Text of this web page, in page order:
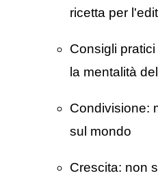
ricetta per
Consigli
la mentalità
Condivisione:
sul mondo
Crescita: non